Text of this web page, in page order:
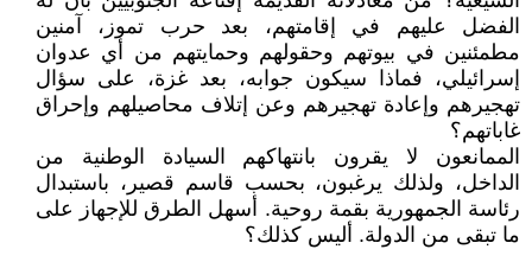
الفضل عليهم في إقامتهم، بعد حرب تموز، آمنين
مطمئنين في بيوتهم وحقولهم وحمايتهم من أي عدوان
إسرائيلي، فماذا سيكون جوابه، بعد غزة، على سؤال
تهجيرهم وإعادة تهجيرهم وعن إتلاف محاصيلهم وإحراق
غاباتهم؟
الممانعون لا يقرون بانتهاكهم السيادة الوطنية من
الداخل، ولذلك يرغبون، بحسب قاسم قصير، باستبدال
رئاسة الجمهورية بقمة روحية. أسهل الطرق للإجهاز على
ما تبقى من الدولة. أليس كذلك؟